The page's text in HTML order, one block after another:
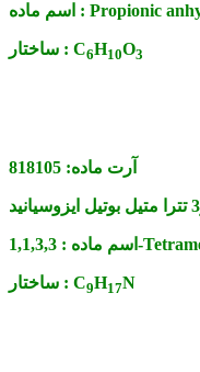
اسم ماده : Propionic
ساختار : C6H10O3
آرت ماده: 818105
اسم ماده : 1,1,3,3-
ساختار : C9H17N